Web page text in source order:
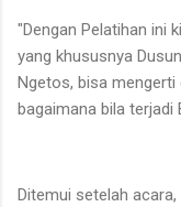
"Dengan Pelatihan ini
yang khususnya
Ngetos, bisa
bagaimana bila terjadi
Ditemui setelah